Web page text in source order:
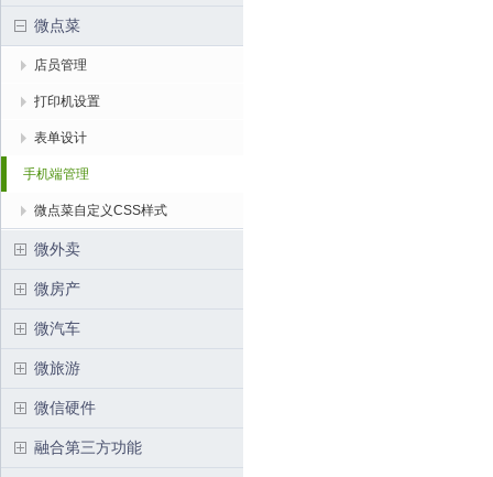
微点菜
店员管理
打印机设置
表单设计
手机端管理
微点菜自定义CSS样式
微外卖
微房产
微汽车
微旅游
微信硬件
融合第三方功能